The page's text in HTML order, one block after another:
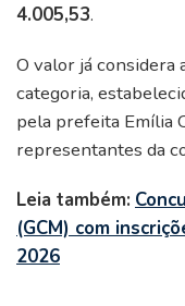
4.005,53.
O valor já considera
categoria,
pela prefeita Emília
representantes da
Leia também:
(GCM) com
2026